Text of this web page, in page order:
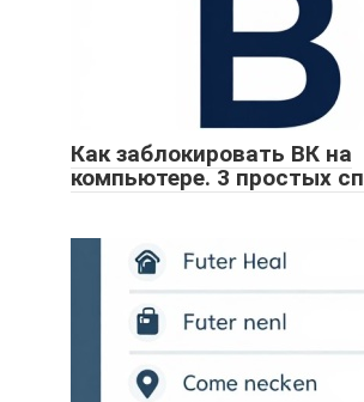
Как заблокировать ВК на
компьютере. 3 простых